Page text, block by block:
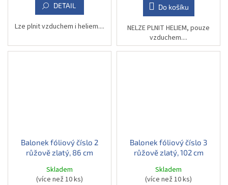
DETAIL
Lze plnit vzduchem i heliem....
Do košíku
NELZE PLNIT HELIEM, pouze
vzduchem....
Balonek fóliový číslo 2
růžově zlatý, 86 cm
Skladem
(více než 10 ks)
Balonek fóliový číslo 3
růžově zlatý, 102 cm
Skladem
(více než 10 ks)